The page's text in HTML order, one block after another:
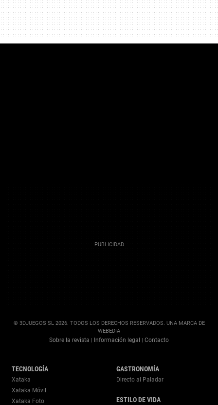
© 3DJUEGOS SL 2026. TODOS LOS DERECHOS RESERVADOS. UNA MARCA DE
WEBEDIA
Sobre la revista | Información legal | Contacto
TECNOLOGÍA
Xataka
Xataka Móvil
Xataka Foto
GASTRONOMÍA
Directo al Paladar
ESTILO DE VIDA